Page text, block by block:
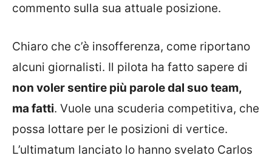
commento sulla sua attuale posizione.
Chiaro che c’è insofferenza, come riportano
alcuni giornalisti. Il pilota ha fatto sapere di
non voler sentire più parole dal suo team,
ma fatti. Vuole una scuderia competitiva, che
possa lottare per le posizioni di vertice.
L’ultimatum lanciato lo hanno svelato Carlos